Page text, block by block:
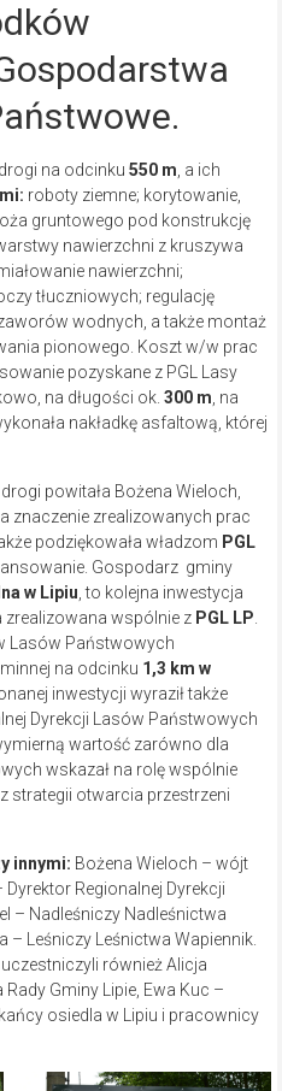
na odcinku 550 m , a ich
roboty ziemne; korytowanie,
gruntowego pod konstrukcję
nawierzchni z kruszywa
nawierzchni;
tłuczniowych; regulację
wodnych, a także montaż
pionowego. Koszt w/w prac
pozyskane z PGL Lasy
na długości ok. 300 m , na
nakładkę asfaltową, której
powitała Bożena Wieloch,
znaczenie zrealizowanych prac
podziękowała władzom PGL
Gospodarz gminy
w Lipiu , to kolejna inwestycja
zrealizowana wspólnie z PGL LP
Lasów Państwowych
na odcinku 1,3 km w
inwestycji wyraził także
Dyrekcji Lasów Państwowych
wartość zarówno dla
wskazał na rolę wspólnie
strategii otwarcia przestrzeni
innymi: Bożena Wieloch – wójt
Regionalnej Dyrekcji
– Nadleśniczy Nadleśnictwa
– Leśniczy Leśnictwa Wapiennik.
również Alicja
Gminy Lipie, Ewa Kuc –
osiedla w Lipiu i pracownicy